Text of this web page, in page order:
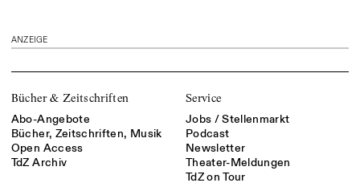
ANZEIGE
Bücher & Zeitschriften
Abo-Angebote
Bücher, Zeitschriften, Musik
Open Access
TdZ Archiv
Service
Jobs / Stellenmarkt
Podcast
Newsletter
Theater-Meldungen
TdZ on Tour